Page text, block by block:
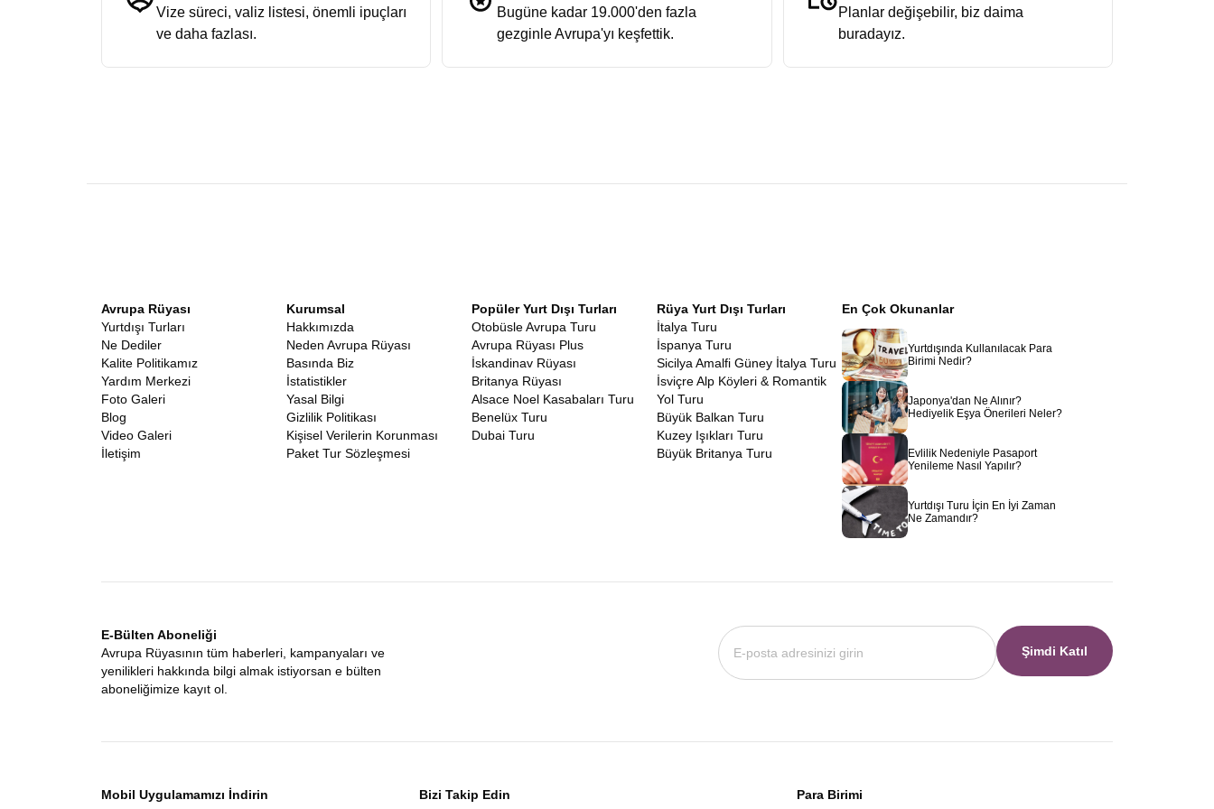
Vize süreci, valiz listesi, önemli ipuçları
ve daha fazlası.
Bugüne kadar 19.000'den fazla
gezginle Avrupa'yı keşfettik.
Planlar değişebilir, biz daima
buradayız.
Avrupa Rüyası
Yurtdışı Turları
Ne Dediler
Kalite Politikamız
Yardım Merkezi
Foto Galeri
Blog
Video Galeri
İletişim
Kurumsal
Hakkımızda
Neden Avrupa Rüyası
Basında Biz
İstatistikler
Yasal Bilgi
Gizlilik Politikası
Kişisel Verilerin Korunması
Paket Tur Sözleşmesi
Popüler Yurt Dışı Turları
Otobüsle Avrupa Turu
Avrupa Rüyası Plus
İskandinav Rüyası
Britanya Rüyası
Alsace Noel Kasabaları Turu
Benelüx Turu
Dubai Turu
Rüya Yurt Dışı Turları
İtalya Turu
İspanya Turu
Sicilya Amalfi Güney İtalya Turu
İsviçre Alp Köyleri & Romantik
Yol Turu
Büyük Balkan Turu
Kuzey Işıkları Turu
Büyük Britanya Turu
En Çok Okunanlar
Yurtdışında Kullanılacak Para
Birimi Nedir?
Japonya'dan Ne Alınır?
Hediyelik Eşya Önerileri Neler?
Evlilik Nedeniyle Pasaport
Yenileme Nasıl Yapılır?
Yurtdışı Turu İçin En İyi Zaman
Ne Zamandır?
E-Bülten Aboneliği
Avrupa Rüyasının tüm haberleri, kampanyaları ve
yenilikleri hakkında bilgi almak istiyorsan e bülten
aboneliğimize kayıt ol.
Şimdi Katıl
Mobil Uygulamamızı İndirin Bizi Takip Edin Para Birimi